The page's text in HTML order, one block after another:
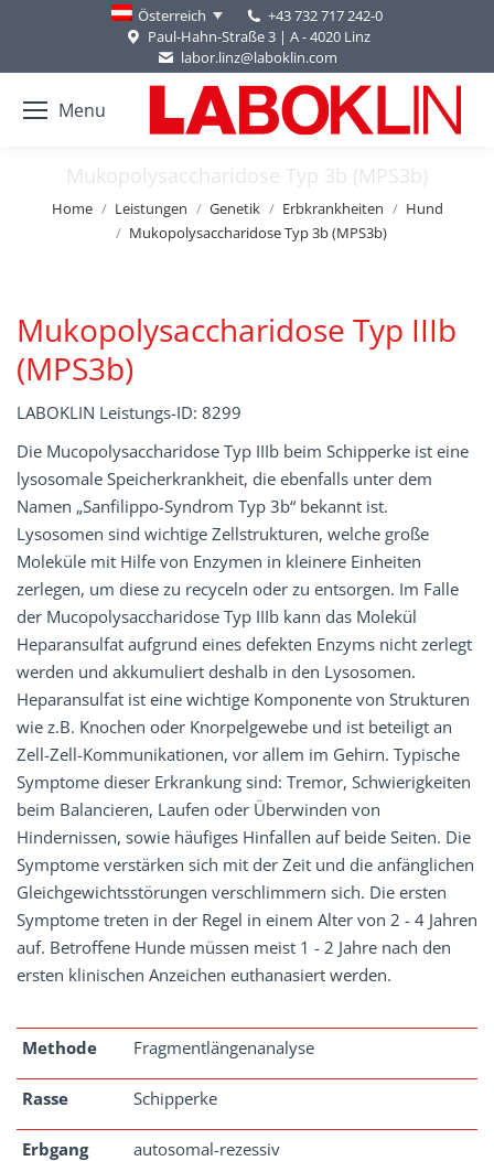
Österreich
+43 732 717 242-0
Paul-Hahn-Straße 3 | A - 4020 Linz
labor.linz@laboklin.com
Menu
Mukopolysaccharidose Typ 3b (MPS3b)
You are here:
Home Leistungen Genetik Erbkrankheiten
Hund
Mukopolysaccharidose Typ 3b (MPS3b)
Mukopolysaccharidose Typ IIIb
(MPS3b)
LABOKLIN Leistungs-ID: 8299
Die Mucopolysaccharidose Typ IIIb beim Schipperke ist eine
lysosomale Speicherkrankheit, die ebenfalls unter dem
Namen „Sanfilippo-Syndrom Typ 3b“ bekannt ist.
Lysosomen sind wichtige Zellstrukturen, welche große
Moleküle mit Hilfe von Enzymen in kleinere Einheiten
zerlegen, um diese zu recyceln oder zu entsorgen. Im Falle
der Mucopolysaccharidose Typ IIIb kann das Molekül
Heparansulfat aufgrund eines defekten Enzyms nicht zerlegt
werden und akkumuliert deshalb in den Lysosomen.
Heparansulfat ist eine wichtige Komponente von Strukturen
wie z.B. Knochen oder Knorpelgewebe und ist beteiligt an
Zell-Zell-Kommunikationen, vor allem im Gehirn. Typische
Symptome dieser Erkrankung sind: Tremor, Schwierigkeiten
beim Balancieren, Laufen oder Überwinden von
Hindernissen, sowie häufiges Hinfallen auf beide Seiten. Die
Symptome verstärken sich mit der Zeit und die anfänglichen
Gleichgewichtsstörungen verschlimmern sich. Die ersten
Symptome treten in der Regel in einem Alter von 2 - 4 Jahren
auf. Betroffene Hunde müssen meist 1 - 2 Jahre nach den
ersten klinischen Anzeichen euthanasiert werden.
Methode Fragmentlängenanalyse
Rasse Schipperke
Erbgang autosomal-rezessiv